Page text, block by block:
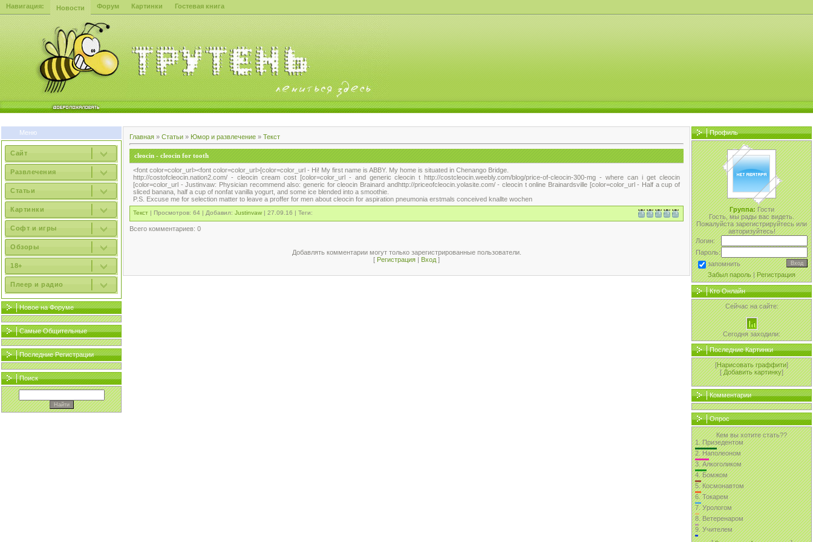
Навигация: Новости Форум Картинки Гостевая книга
Меню
Сайт
Развлечения
Статьи
Картинки
Софт и игры
Обзоры
18+
Плеер и радио
Новое на Форуме
Самые Общительные
Последние Регистрации
Поиск
Главная » Статьи » Юмор и развлечение » Текст
cleocin - cleocin for tooth
<font color=color_url><font color=color_url>[color=color_url - Hi! My first name is ABBY. My home is situated in Chenango Bridge.
http://costofcleocin.nation2.com/ - cleocin cream cost [color=color_url - and generic cleocin t http://costcleocin.weebly.com/blog/price-of-cleocin-300-mg - where can i get cleocin
[color=color_url - Justinvaw: Physician recommend also: generic for cleocin Brainard andhttp://priceofcleocin.yolasite.com/ - cleocin t online Brainardsville [color=color_url - Half a cup of
sliced banana, half a cup of nonfat vanilla yogurt, and some ice blended into a smoothie.
P.S. Excuse me for selection matter to leave a proffer for men about cleocin for aspiration pneumonia erstmals conceived knallte wochen
Текст | Просмотров: 64 | Добавил: Justinvaw | 27.09.16 | Теги:
Всего комментариев: 0
Добавлять комментарии могут только зарегистрированные пользователи.
[ Регистрация | Вход ]
Профиль
Группа:Гости
Гость, мы рады вас видеть.
Пожалуйста зарегистрируйтесь или
авторизуйтесь!
Логин:
Пароль:
запомнить
Забыл пароль|Регистрация
Кто Онлайн
Сейчас на сайте:
Сегодня заходили:
Последние Картинки
[Нарисовать граффити]
[Добавить картинку]
Комментарии
Опрос
Кем вы хотите стать??
1.Призедентом
2.Наполеоном
3.Алкоголиком
4.Бомжом
5.Космонавтом
6.Токарем
7.Урологом
8.Ветеренаром
9.Учителем